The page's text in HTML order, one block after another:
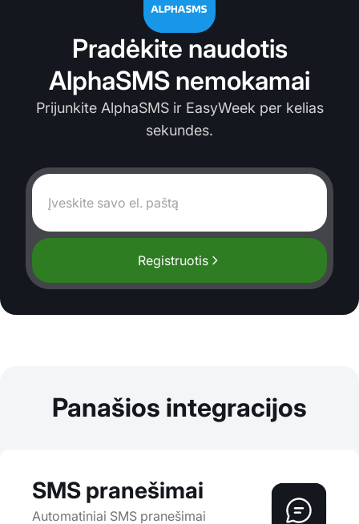
Pradėkite naudotis
AlphaSMS nemokamai
Prijunkite AlphaSMS ir EasyWeek per kelias
sekundes.
Registruotis
Panašios integracijos
SMS pranešimai
Automatiniai SMS pranešimai